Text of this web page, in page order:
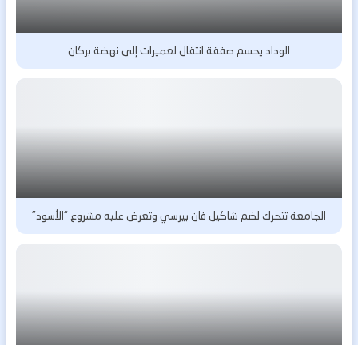
الوداد يحسم صفقة انتقال لعميرات إلى نهضة بركان
الجامعة تتحرك لضم شاكيل فان بيرسي وتعرض عليه مشروع “الأسود”